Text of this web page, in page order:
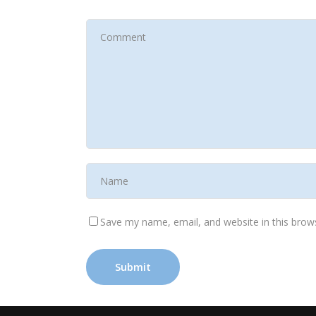
Save my name, email, and website in this